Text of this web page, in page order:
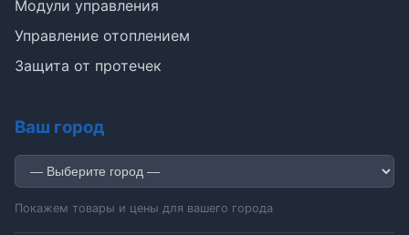
Модули управления
Управление отоплением
Защита от протечек
Ваш город
Покажем товары и цены для вашего города
Помогу подобрать GSM-сигнализацию,
Узнать цену и наличие
Написать в Telegram